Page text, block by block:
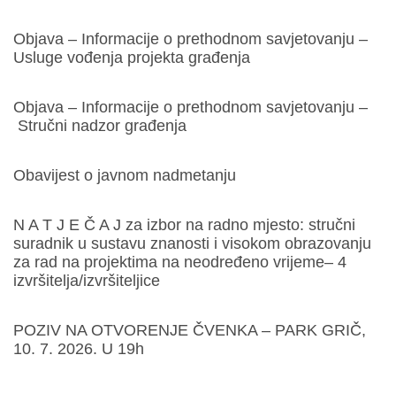
Objava – Informacije o prethodnom savjetovanju –
Usluge vođenja projekta građenja
Objava – Informacije o prethodnom savjetovanju –
Stručni nadzor građenja
Obavijest o javnom nadmetanju
N A T J E Č A J za izbor na radno mjesto: stručni
suradnik u sustavu znanosti i visokom obrazovanju
za rad na projektima na neodređeno vrijeme– 4
izvršitelja/izvršiteljice
POZIV NA OTVORENJE ČVENKA – PARK GRIČ,
10. 7. 2026. U 19h